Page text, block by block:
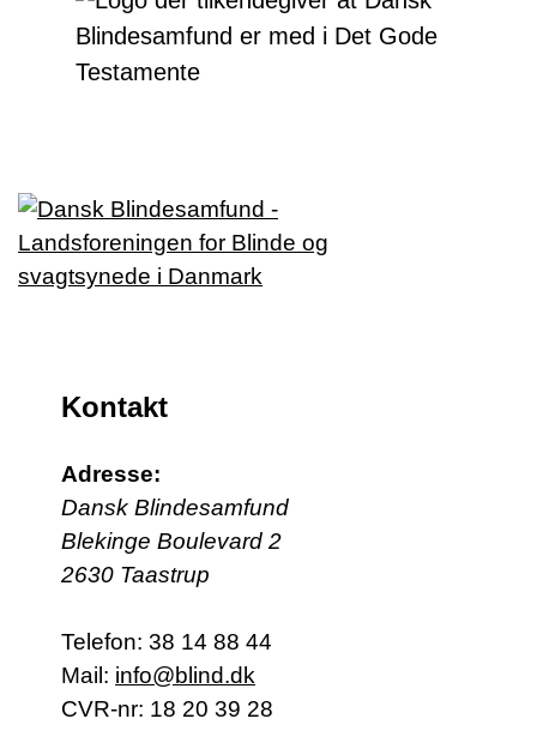
Kontakt
Adresse:
Dansk Blindesamfund
Blekinge Boulevard 2
2630 Taastrup
Telefon: 38 14 88 44
Mail: info@blind.dk
CVR-nr: 18 20 39 28